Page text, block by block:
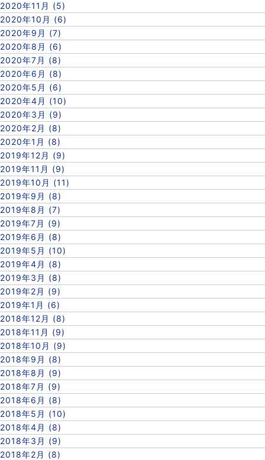
2020年11月 (5)
2020年10月 (6)
2020年9月 (7)
2020年8月 (6)
2020年7月 (8)
2020年6月 (8)
2020年5月 (6)
2020年4月 (10)
2020年3月 (9)
2020年2月 (8)
2020年1月 (8)
2019年12月 (9)
2019年11月 (9)
2019年10月 (11)
2019年9月 (8)
2019年8月 (7)
2019年7月 (9)
2019年6月 (8)
2019年5月 (10)
2019年4月 (8)
2019年3月 (8)
2019年2月 (9)
2019年1月 (6)
2018年12月 (8)
2018年11月 (9)
2018年10月 (9)
2018年9月 (8)
2018年8月 (9)
2018年7月 (9)
2018年6月 (8)
2018年5月 (10)
2018年4月 (8)
2018年3月 (9)
2018年2月 (8)